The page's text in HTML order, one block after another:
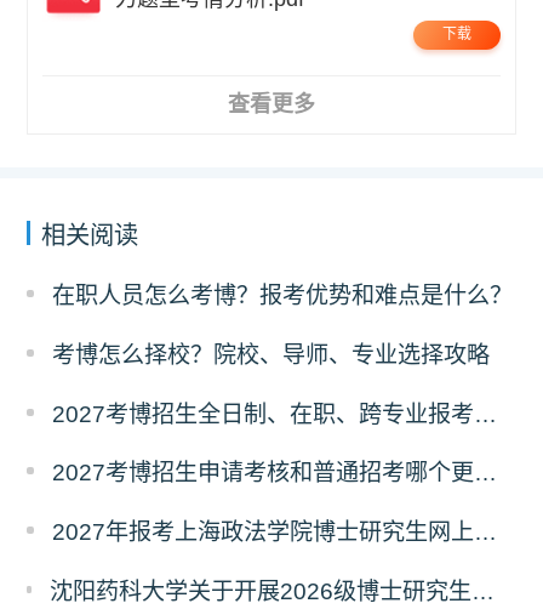
下载
查看更多
相关阅读
在职人员怎么考博？报考优势和难点是什么？
考博怎么择校？院校、导师、专业选择攻略
2027考博招生全日制、在职、跨专业报考要求
2027考博招生申请考核和普通招考哪个更好考？
2027年报考上海政法学院博士研究生网上报名公告
沈阳药科大学关于开展2026级博士研究生录取后信息采集及档案调取等相关工作的通知